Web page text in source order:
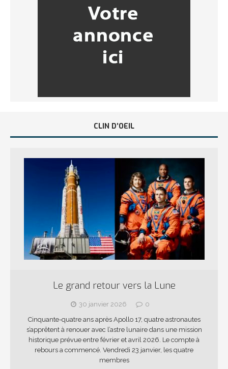
CLIN D’OEIL
Le grand retour vers la Lune
30 janvier 2026
0
Cinquante-quatre ans après Apollo 17, quatre astronautes
s’apprêtent à renouer avec l’astre lunaire dans une mission
historique prévue entre février et avril 2026. Le compte à
rebours a commencé. Vendredi 23 janvier, les quatre
membres